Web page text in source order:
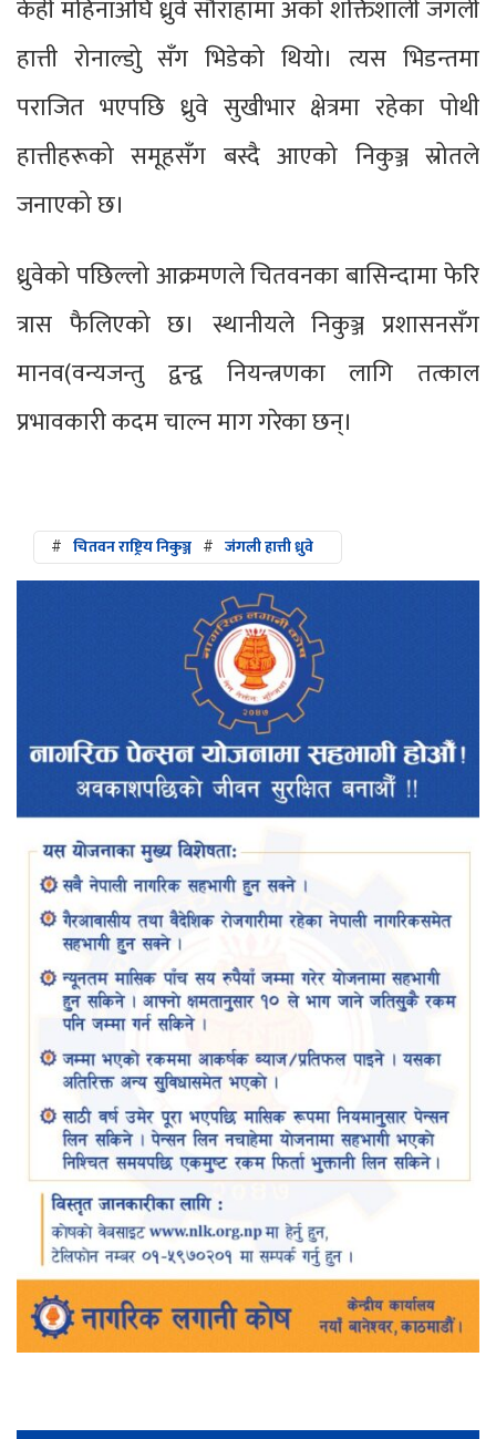
केही महिनाअघि ध्रुवे सौराहामा अर्को शक्तिशाली जंगली
हात्ती रोनाल्डोु सँग भिडेको थियो। त्यस भिडन्तमा
पराजित भएपछि ध्रुवे सुखीभार क्षेत्रमा रहेका पोथी
हात्तीहरूको समूहसँग बस्दै आएको निकुञ्ज स्रोतले
जनाएको छ।
ध्रुवेको पछिल्लो आक्रमणले चितवनका बासिन्दामा फेरि
त्रास फैलिएको छ। स्थानीयले निकुञ्ज प्रशासनसँग
मानव(वन्यजन्तु द्वन्द्व नियन्त्रणका लागि तत्काल
प्रभावकारी कदम चाल्न माग गरेका छन्।
# चितवन राष्ट्रिय निकुञ्ज # जंगली हात्ती ध्रुवे